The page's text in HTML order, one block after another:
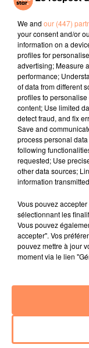
notamment
De la même
au cas
près de Nîmes
reste également
fil actus
4 juillet 2022
Radio Star
27 juin 2022
Marseille :
27 juin 2022
Le cocholed
jusqu'au bout
10 mai 2022
Cassis
Marseille :
We and our (447)
your consent and/or
information on a
profiles for
advertising; Measure
performance;
of data from different
profiles to
content; Use limited
detect fraud, and fix
Save and
process personal
following
requested; Use
other data sources;
information
Vous pouvez
sélectionnant les
Vous pouvez
accepter". Vos
pouvez mettre à jour
moment via le lien